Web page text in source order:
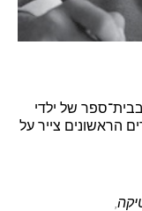
בבית־ספר של ילדי
הראשונים צייר על